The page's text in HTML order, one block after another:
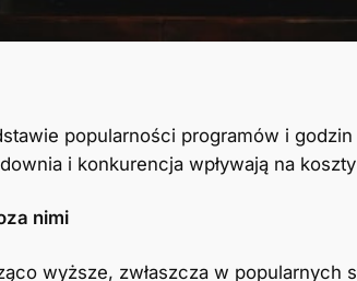
popularności programów i
i konkurencja wpływają na
nimi
wyższe, zwłaszcza w